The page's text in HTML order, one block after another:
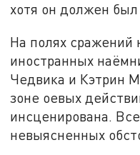
хотя он должен
На полях сражений
иностранных
Чедвика и Кэтрин
зоне оевых
инсценирована.
невыясненных